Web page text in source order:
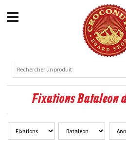
Fixations Bataleon